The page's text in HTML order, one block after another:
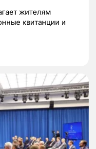
жителям
квитанции и